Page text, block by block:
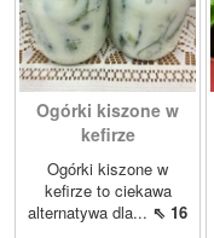
Ogórki kiszone w
kefirze
Ogórki kiszone w
kefirze to ciekawa
alternatywa dla... ⇖ 16